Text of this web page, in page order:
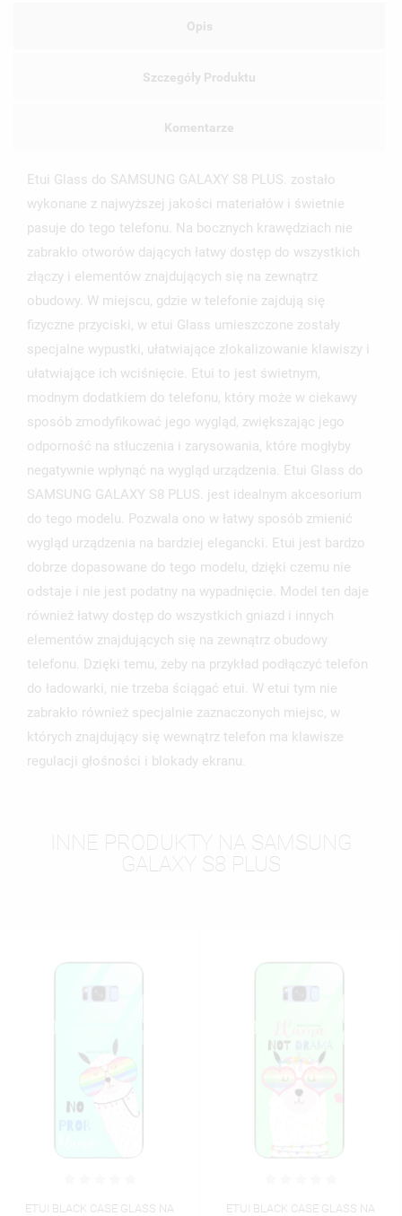
Opis
Szczegóły Produktu
Komentarze
Etui Glass do SAMSUNG GALAXY S8 PLUS. zostało
wykonane z najwyższej jakości materiałów i świetnie
pasuje do tego telefonu. Na bocznych krawędziach nie
zabrakło otworów dających łatwy dostęp do wszystkich
złączy i elementów znajdujących się na zewnątrz
obudowy. W miejscu, gdzie w telefonie zajdują się
fizyczne przyciski, w etui Glass umieszczone zostały
specjalne wypustki, ułatwiające zlokalizowanie klawiszy i
ułatwiające ich wciśnięcie. Etui to jest świetnym,
modnym dodatkiem do telefonu, który może w ciekawy
sposób zmodyfikować jego wygląd, zwiększając jego
odporność na stłuczenia i zarysowania, które mogłyby
negatywnie wpłynąć na wygląd urządzenia. Etui Glass do
SAMSUNG GALAXY S8 PLUS. jest idealnym akcesorium
do tego modelu. Pozwala ono w łatwy sposób zmienić
wygląd urządzenia na bardziej elegancki. Etui jest bardzo
dobrze dopasowane do tego modelu, dzięki czemu nie
odstaje i nie jest podatny na wypadnięcie. Model ten daje
również łatwy dostęp do wszystkich gniazd i innych
elementów znajdujących się na zewnątrz obudowy
telefonu. Dzięki temu, żeby na przykład podłączyć telefon
do ładowarki, nie trzeba ściągać etui. W etui tym nie
zabrakło również specjalnie zaznaczonych miejsc, w
których znajdujący się wewnątrz telefon ma klawisze
regulacji głośności i blokady ekranu.
INNE PRODUKTY NA SAMSUNG
GALAXY S8 PLUS
ETUI BLACK CASE GLASS NA
ETUI BLACK CASE GLASS NA
MOJE LISTY ŻYCZEŃ
add_circle_outline UTWÓRZ NOWĄ LISTĘ
UTWÓRZ LISTĘ ŻYCZEŃ
NAZWA LISTY ŻYCZEŃ
ANULUJ UTWÓRZ LISTĘ ŻYCZEŃ
ZALOGUJ SIĘ
MUSISZ BYĆ ZALOGOWANY BY ZAPISAĆ PRODUKTY NA
SWOJEJ LIŚCIE ŻYCZEŃ.
ANULUJ ZALOGUJ SIĘ